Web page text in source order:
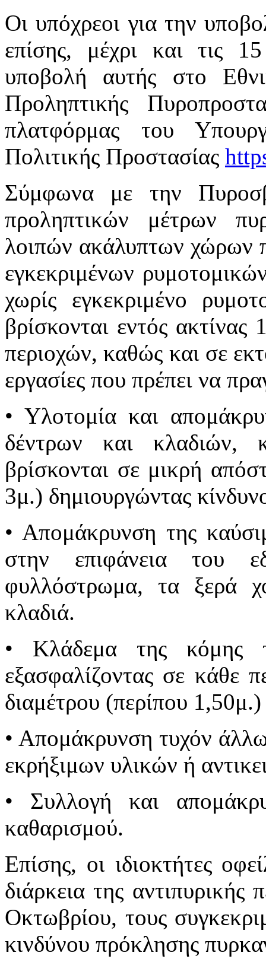
Οι υπόχρεοι για την
επίσης, μέχρι και τις
υποβολή αυτής στο
Προληπτικής
πλατφόρμας του
Πολιτικής Προστασίας
Σύμφωνα με την
προληπτικών μέτρων
λοιπών ακάλυπτων χώρων
εγκεκριμένων
χωρίς εγκεκριμένο
βρίσκονται εντός
περιοχών, καθώς και σε
εργασίες που πρέπει να
• Υλοτομία και
δέντρων και
βρίσκονται σε μικρή
3μ.) δημιουργώντας
• Απομάκρυνση της
στην επιφάνεια του
φυλλόστρωμα, τα ξερά
κλαδιά.
• Κλάδεμα της κόμης
εξασφαλίζοντας σε κάθε
διαμέτρου (περίπου
• Απομάκρυνση τυχόν
εκρήξιμων υλικών ή
• Συλλογή και
καθαρισμού.
Επίσης, οι ιδιοκτήτες
διάρκεια της
Οκτωβρίου, τους
κινδύνου πρόκλησης